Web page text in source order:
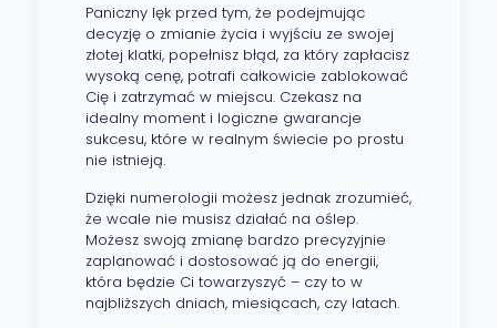
Paniczny lęk przed tym, że podejmując
decyzję o zmianie życia i wyjściu ze swojej
złotej klatki, popełnisz błąd, za który zapłacisz
wysoką cenę, potrafi całkowicie zablokować
Cię i zatrzymać w miejscu. Czekasz na
idealny moment i logiczne gwarancje
sukcesu, które w realnym świecie po prostu
nie istnieją.
Dzięki numerologii możesz jednak zrozumieć,
że wcale nie musisz działać na oślep.
Możesz swoją zmianę bardzo precyzyjnie
zaplanować i dostosować ją do energii,
która będzie Ci towarzyszyć – czy to w
najbliższych dniach, miesiącach, czy latach.